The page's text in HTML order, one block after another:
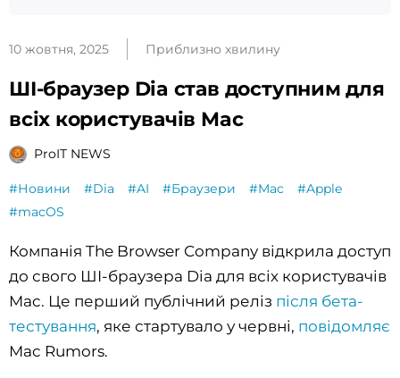
10 жовтня, 2025 Приблизно хвилину
ШІ-браузер Dia став доступним для
всіх користувачів Mac
ProIT NEWS
#Новини #Dia #AI #Браузери #Mac
#Apple
#macOS
Компанія The Browser Company відкрила доступ
до свого ШІ-браузера Dia для всіх користувачів
Mac. Це перший публічний реліз після бета-
тестування, яке стартувало у червні, повідомляє
Mac Rumors.